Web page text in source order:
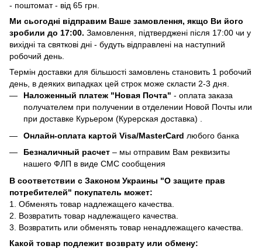
- поштомат - від 65 грн.
Ми сьогодні відправим Ваше замовлення, якщо Ви його
зробили до 17:00. Замовлення, підтверджені після 17:00 чи у
вихідні та святкові дні - будуть відправлені на наступний
робочий день.
Термін доставки для більшості замовлень становить 1 робочий
день, в деяких випадках цей строк може скласти 2-3 дня.
Наложенный платеж "Новая Почта" - оплата заказа
получателем при получении в отделении Новой Почты или
при доставке Курьером (Курерская доставка) .
Онлайн-оплата картой Visa/MasterCard любого банка
Безналичный расчет – мы отправим Вам реквизиты
нашего ФЛП в виде СМС сообщения
В соответствии с Законом Украины "О защите прав
потребителей" покупатель может:
1. Обменять товар надлежащего качества.
2. Возвратить товар надлежащего качества.
3. Возвратить или обменять товар ненадлежащего качества.
Какой товар подлежит возврату или обмену: